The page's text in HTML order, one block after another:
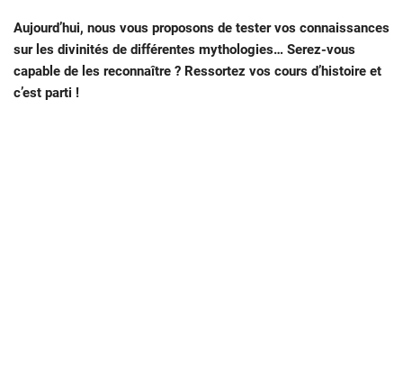
Aujourd’hui, nous vous proposons de tester vos connaissances
sur les divinités de différentes mythologies… Serez-vous
capable de les reconnaître ? Ressortez vos cours d’histoire et
c’est parti !